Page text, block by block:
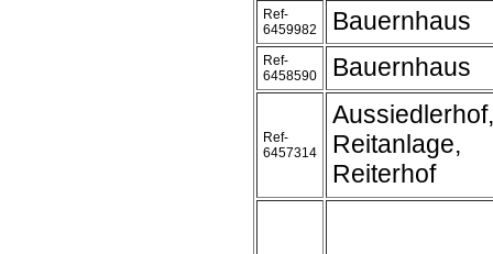
Ref-
6459982
Bauernhaus
Ref-
6458590
Bauernhaus
Ref-
6457314
Aussiedlerhof,
Reitanlage,
Reiterhof